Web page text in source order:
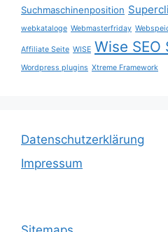
Suchmaschinenposition
webkataloge Webmasterfriday
Affiliate Seite WISE Wise SEO
Wordpress plugins Xtreme Framework
Datenschutzerklärung
Impressum